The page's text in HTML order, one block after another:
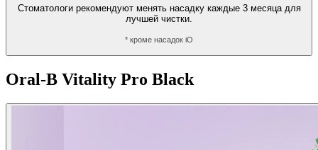
Стоматологи рекомендуют менять насадку каждые 3 месяца для
лучшей чистки.
* кроме насадок iO
Oral-B Vitality Pro Black